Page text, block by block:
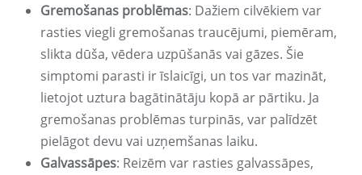
Gremošanas problēmas: Dažiem cilvēkiem var
rasties viegli gremošanas traucējumi, piemēram,
slikta dūša, vēdera uzpūšanās vai gāzes. Šie
simptomi parasti ir īslaicīgi, un tos var mazināt,
lietojot uztura bagātinātāju kopā ar pārtiku. Ja
gremošanas problēmas turpinās, var palīdzēt
pielāgot devu vai uzņemšanas laiku.
Galvassāpes: Reizēm var rasties galvassāpes,